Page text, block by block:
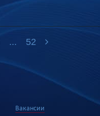
... 52
Вакансии